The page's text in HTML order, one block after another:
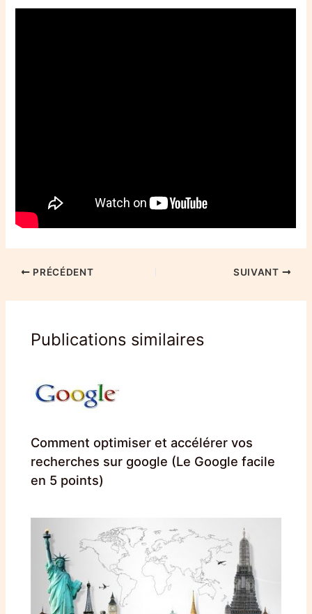
PRÉCÉDENT SUIVANT
Publications similaires
Comment optimiser et accélérer vos
recherches sur google (Le Google facile
en 5 points)